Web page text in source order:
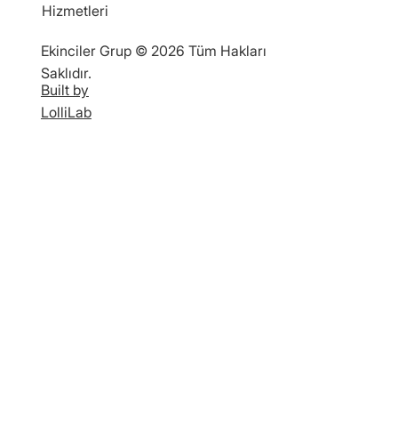
Hizmetleri
Ekinciler Grup © 2026 Tüm Hakları
Saklıdır.
Built by
LolliLab